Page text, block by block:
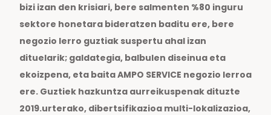
bizi izan den krisiari, bere salmenten %80 inguru
sektore honetara bideratzen baditu ere, bere
negozio lerro guztiak suspertu ahal izan
dituelarik; galdategia, balbulen diseinua eta
ekoizpena, eta baita AMPO SERVICE negozio lerroa
ere. Guztiek hazkuntza aurreikuspenak dituzte
2019.urterako, dibertsifikazioa multi-lokalizazioa,